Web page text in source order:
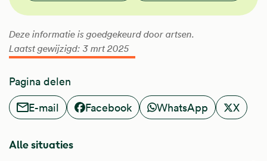
Deze informatie is goedgekeurd door artsen.
Laatst gewijzigd: 3 mrt 2025
Pagina delen
E-mail
Facebook WhatsApp X
Alle situaties